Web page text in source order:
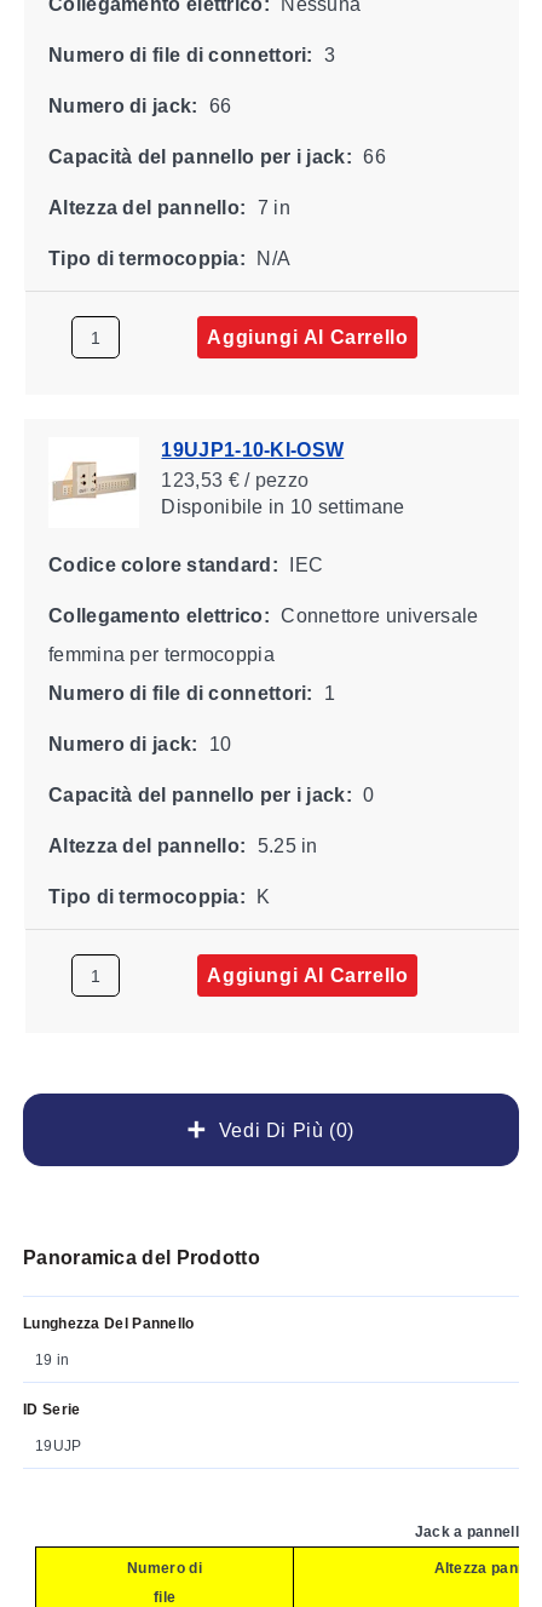
Vedi Di Più (0)
Collegamento elettrico: Nessuna
Numero di file di connettori: 3
Numero di jack: 66
Capacità del pannello per i jack: 66
Altezza del pannello: 7 in
Tipo di termocoppia: N/A
Aggiungi Al Carrello
19UJP1-10-KI-OSW
123,53 € / pezzo
Disponibile in 10 settimane
Codice colore standard: IEC
Collegamento elettrico: Connettore universale
femmina per termocoppia
Numero di file di connettori:
1
Numero di jack: 10
Capacità del pannello per i jack: 0
Altezza del pannello: 5.25 in
Tipo di termocoppia: K
Aggiungi Al Carrello
Panoramica del Prodotto
Lunghezza Del Pannello
19 in
ID Serie
19UJP
Jack a pannello
Numero di
file
Altezza